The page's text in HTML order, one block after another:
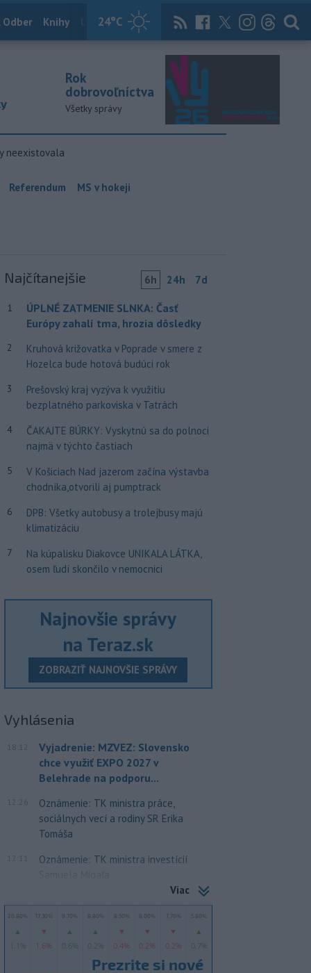
24°C
Odber Knihy Útulkovo Magazín News Now Archív
Rok
dobrovoľníctva
Všetky správy
neexistovala
Referendum MS v hokeji
Najčítanejšie 6h 24h 7d
1
ÚPLNÉ ZATMENIE SLNKA: Časť
Európy zahalí tma, hrozia dôsledky
2
Kruhová križovatka v Poprade v smere z
Hozelca bude hotová budúci rok
3
Prešovský kraj vyzýva k využitiu
bezplatného parkoviska v Tatrách
4
ČAKAJTE BÚRKY: Vyskytnú sa do polnoci
najmä v týchto častiach
5
V Košiciach Nad jazerom začína výstavba
chodníka,otvorili aj pumptrack
6
DPB: Všetky autobusy a trolejbusy majú
klimatizáciu
7
Na kúpalisku Diakovce UNIKALA LÁTKA,
osem ľudí skončilo v nemocnici
Najnovšie správy
na Teraz.sk
ZOBRAZIŤ NAJNOVŠIE SPRÁVY
Vyhlásenia
18:12
Vyjadrenie: MZVEZ: Slovensko
chce využiť EXPO 2027 v
Belehrade na podporu...
12:26
Oznámenie: TK ministra práce,
sociálnych vecí a rodiny SR Erika
Tomáša
Oznámenie: TK ministra investícií
Samuela Migaľa
Viac